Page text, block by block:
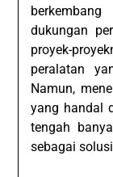
dukungan
proyek-
peralatan
Namun,
yang handal
tengah
sebagai